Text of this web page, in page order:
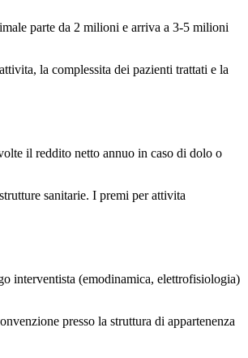
parte da 2 milioni e arriva a 3-5 milioni
la complessita dei pazienti trattati e la
il reddito netto annuo in caso di dolo o
sanitarie. I premi per attivita
interventista (emodinamica, elettrofisiologia)
presso la struttura di appartenenza